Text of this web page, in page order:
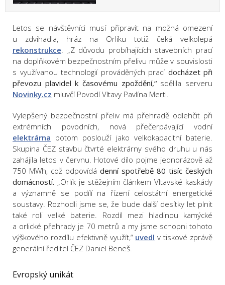
Letos se návštěvníci musí připravit na možná omezení
u zdvihadla, hráz na Orlíku totiž čeká velkolepá
rekonstrukce. „Z důvodu probíhajících stavebních prací
na doplňkovém bezpečnostním přelivu může v souvislosti
s využívanou technologií prováděných prací docházet při
převozu plavidel k časovému zpoždění,“sdělila serveru
Novinky.cz mluvčí Povodí Vltavy Pavlína Mertl.
Vylepšený bezpečnostní přeliv má přehradě odlehčit při
extrémních povodních, nová přečerpávající vodní
elektrárna potom poslouží jako velkokapacitní baterie.
Skupina ČEZ stavbu čtvrté elektrárny svého druhu u nás
zahájila letos v červnu. Hotové dílo pojme jednorázově až
750 MWh, což odpovídá denní spotřebě 80 tisíc českých
domácností. „Orlík je stěžejním článkem Vltavské kaskády
a významně se podílí na řízení celostátní energetické
soustavy. Rozhodli jsme se, že bude další desítky let plnit
také roli velké baterie. Rozdíl mezi hladinou kamýcké
a orlické přehrady je 70 metrů a my jsme schopni tohoto
výškového rozdílu efektivně využít,“ uvedl v tiskové zprávě
generální ředitel ČEZ Daniel Beneš.
Evropský unikát